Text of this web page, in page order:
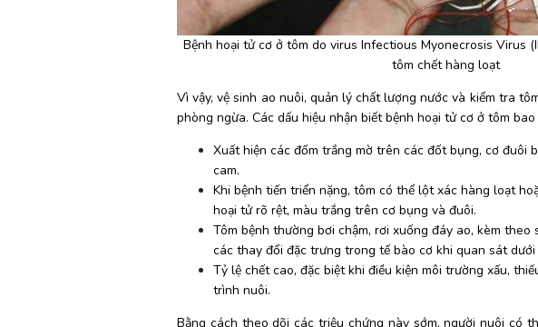
Bệnh hoại tử cơ ở tôm do virus Infectious Myonecrosis Virus
tôm chết hàng loạt
Vì vậy, vệ sinh ao nuôi, quản lý chất lượng nước và kiểm tra
phòng ngừa. Các dấu hiệu nhận biết bệnh hoại tử cơ ở tôm bao
Xuất hiện các đốm trắng mờ trên các đốt bụng, cơ đuôi
cam.
Khi bệnh tiến triển nặng, tôm có thể lột xác hàng loạt
hoại tử rõ rệt, màu trắng trên cơ bụng và đuôi.
Tôm bệnh thường bơi chậm, rơi xuống đáy ao, kèm theo
các thay đổi đặc trưng trong tế bào cơ khi quan sát dưới
Tỷ lệ chết cao, đặc biệt khi điều kiện môi trường xấu,
trình nuôi.
Bằng cách theo dõi các triệu chứng này sớm, người nuôi có